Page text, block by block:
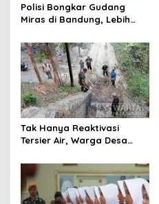
Polisi Bongkar Gudang
Miras di Bandung, Lebih
Tak Hanya Reaktivasi
Tersier Air, Warga Desa
Alternatif di Padalarang